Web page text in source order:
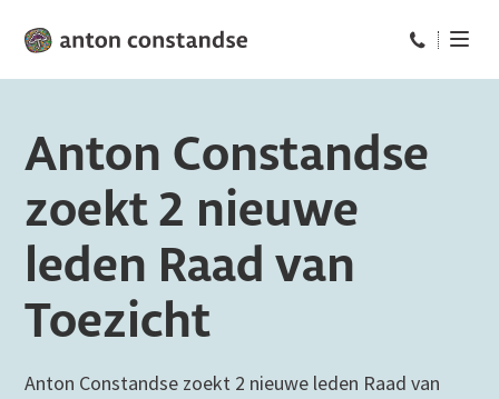
Bel ons op:
Anton Constandse
zoekt 2 nieuwe
leden Raad van
Toezicht
Anton Constandse zoekt 2 nieuwe leden Raad van